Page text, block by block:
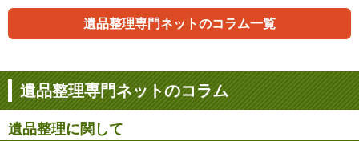
遺品整理専門ネットのコラム一覧
遺品整理専門ネットのコラム
遺品整理に関して